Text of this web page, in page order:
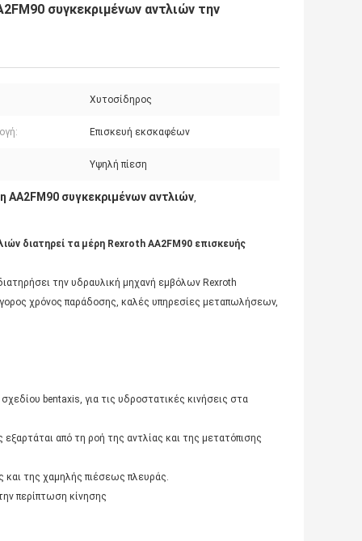
συγκεκριμένων αντλιών την
Χυτοσίδηρος
Επισκευή εκσκαφέων
Υψηλή πίεση
AA2FM90 συγκεκριμένων αντλιών
διατηρεί τα μέρη Rexroth AA2FM90 επισκευής
την υδραυλική μηχανή εμβόλων Rexroth
χρόνος παράδοσης, καλές υπηρεσίες μεταπωλήσεων,
bentaxis, για τις υδροστατικές κινήσεις στα
από τη ροή της αντλίας και της μετατόπισης
της χαμηλής πιέσεως πλευράς.
περίπτωση κίνησης